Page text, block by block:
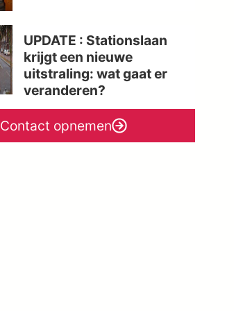
UPDATE : Stationslaan
krijgt een nieuwe
uitstraling: wat gaat er
veranderen?
Contact opnemen